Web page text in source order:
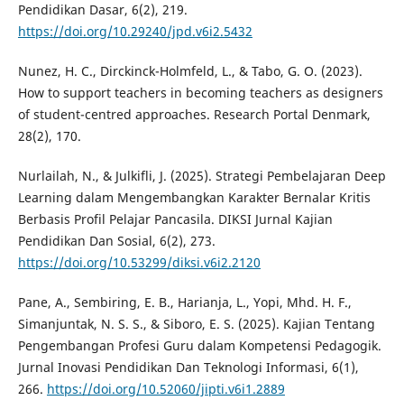
Pendidikan Dasar, 6(2), 219.
https://doi.org/10.29240/jpd.v6i2.5432
Nunez, H. C., Dirckinck-Holmfeld, L., & Tabo, G. O. (2023).
How to support teachers in becoming teachers as designers
of student-centred approaches. Research Portal Denmark,
28(2), 170.
Nurlailah, N., & Julkifli, J. (2025). Strategi Pembelajaran Deep
Learning dalam Mengembangkan Karakter Bernalar Kritis
Berbasis Profil Pelajar Pancasila. DIKSI Jurnal Kajian
Pendidikan Dan Sosial, 6(2), 273.
https://doi.org/10.53299/diksi.v6i2.2120
Pane, A., Sembiring, E. B., Harianja, L., Yopi, Mhd. H. F.,
Simanjuntak, N. S. S., & Siboro, E. S. (2025). Kajian Tentang
Pengembangan Profesi Guru dalam Kompetensi Pedagogik.
Jurnal Inovasi Pendidikan Dan Teknologi Informasi, 6(1),
266. https://doi.org/10.52060/jipti.v6i1.2889